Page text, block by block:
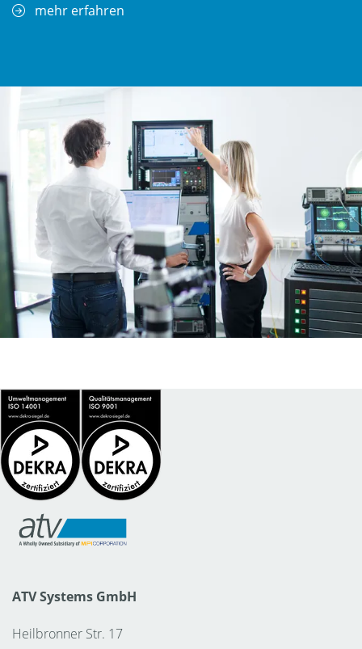
mehr erfahren
ATV Systems GmbH
Heilbronner Str. 17